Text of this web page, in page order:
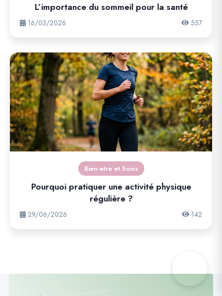
L’importance du sommeil pour la santé
16/03/2026 557
Bien-etre et Soins
Pourquoi pratiquer une activité physique
régulière ?
29/06/2026 142